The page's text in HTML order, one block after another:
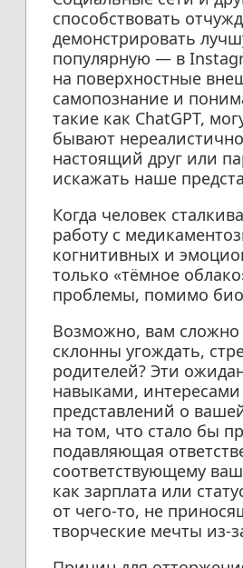
способствовать
демонстрировать
популярную — в
на поверхностные
самопознание и
такие как ChatGPT,
бывают
настоящий друг или
искажать наше
Когда человек
работу с
когнитивных и
только «тёмное
проблемы, помимо
Возможно, вам сложно
склонны угождать,
родителей? Эти
навыками,
представлений о
на том, что стало бы
подавляющая
соответствующему
как зарплата или
от чего-то, не
творческие мечты из-